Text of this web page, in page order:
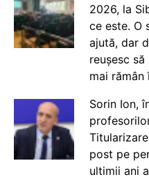
2026, la
ce este. O
ajută, dar
reușesc
mai rămân
Sorin Ion,
post pe
ultimii ani